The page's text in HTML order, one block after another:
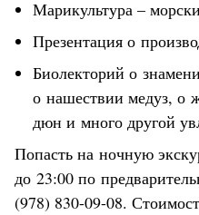
Марикультура –
Презентация о
Биолекторий о
о нашествии медуз, о
дюн и много другой
Попасть на ночную
до 23:00 по
(978) 830-09-08.